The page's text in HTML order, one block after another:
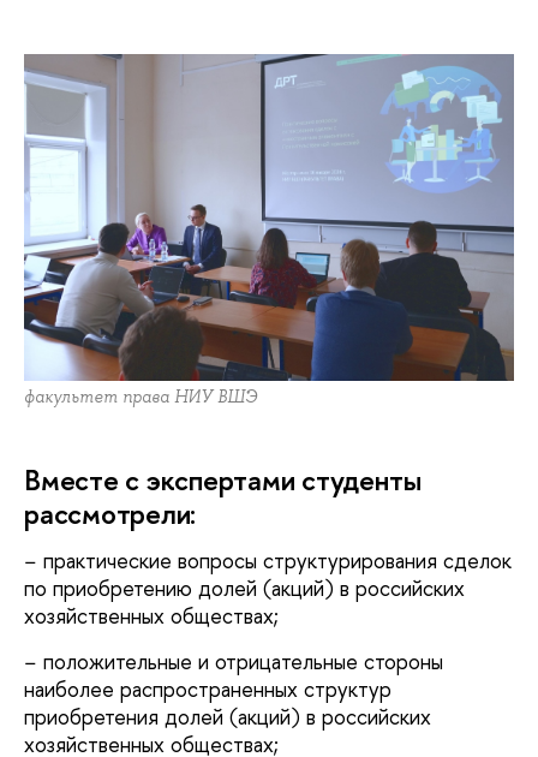
факультет права НИУ ВШЭ
Вместе с экспертами студенты
рассмотрели:
− практические вопросы структурирования сделок
по приобретению долей (акций) в российских
хозяйственных обществах;
− положительные и отрицательные стороны
наиболее распространенных структур
приобретения долей (акций) в российских
хозяйственных обществах;